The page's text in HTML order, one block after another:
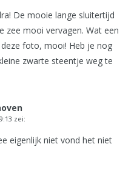
De mooie lange sluitertijd
zee mooi vervagen. Wat een
foto, mooi! Heb je nog
zwarte steentje weg te
zei:
eigenlijk niet vond het niet